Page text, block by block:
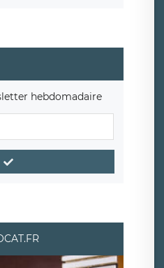
hebdomadaire